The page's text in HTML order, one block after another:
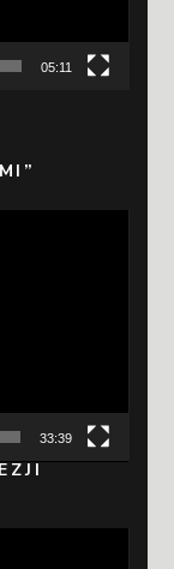
05:11
33:39